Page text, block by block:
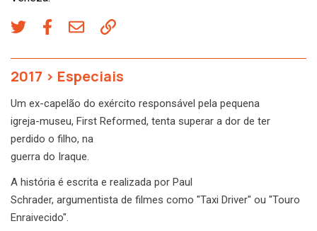
2017 > Especiais
Um ex-capelão do exército responsável pela pequena
igreja-museu, First Reformed, tenta superar a dor de ter
perdido o filho, na
guerra do Iraque.
A história é escrita e realizada por Paul
Schrader, argumentista de filmes como "Taxi Driver" ou "Touro
Enraivecido".